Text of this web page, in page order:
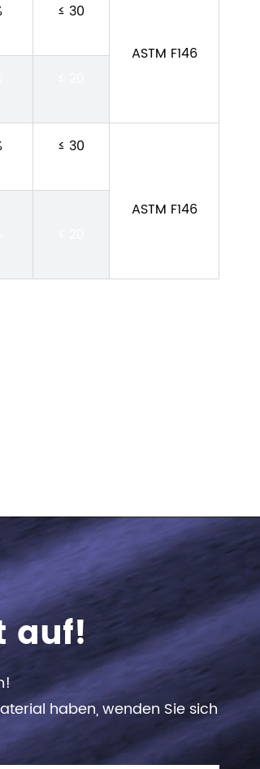
≤ 30
ASTM F146
≤ 30
ASTM F146
auf!
haben, wenden Sie sich